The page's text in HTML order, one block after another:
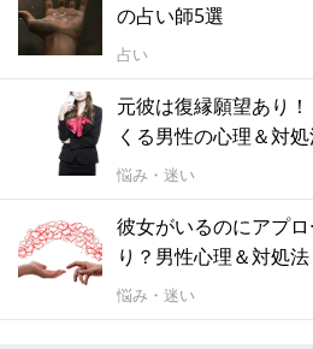
の占い師5選
占い
元彼は復縁願望あり
くる男性の心理＆対
悩み・迷い
彼女がいるのにアプ
り？男性心理＆対処法
悩み・迷い